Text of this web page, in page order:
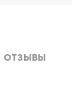
ОТЗЫВЫ